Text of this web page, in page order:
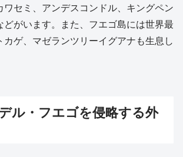
セミ、アンデスコンドル、キングペン
どがいます。また、フエゴ島には世界最
ゲ、マゼランツリーイグアナも生息し
ル・フエゴを侵略する外